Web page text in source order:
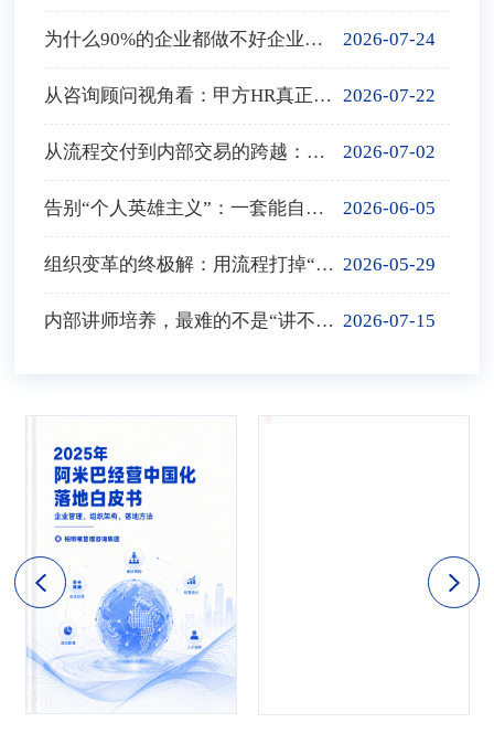
2026-07-24
为什么90%的企业都做不好企业年度经营计划？
2026-07-22
从咨询顾问视角看：甲方HR真正需要的是什么
2026-07-02
从流程交付到内部交易的跨越：用自主经营激活每个人的愿力 | 企业流程系列文章（四）
2026-06-05
告别“个人英雄主义”：一套能自我进化的流程，才是企业实现基业长青的底气|企业流程系列文章（三）
2026-05-29
组织变革的终极解：用流程打掉“部门墙”，让一线呼唤炮火|企业流程系列文章（二）
2026-07-15
内部讲师培养，最难的不是“讲不好”，而是“不愿讲”